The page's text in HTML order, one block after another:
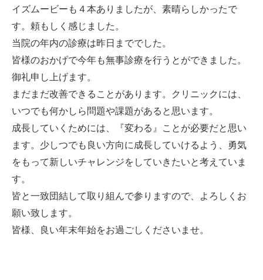
イズムービーも４本ありましたが、素晴らしかったで
す。頼もしく感じました。
当院の年内の診療は昨日まででした。
皆様のおかげで今年も無事診療を行うとができました。
御礼申し上げます。
まだまだ改善できることがあります。クリニックには、
いつでも何かしら問題や課題があると思います。
成長していくためには、『変わる』ことが必要だと思い
ます。少しつでも良い方向に成長していけるよう、勇気
をもって新しいチャレンジをしていきたいと考えていま
す。
皆と一致団結して取り組んで参りますので、よろしくお
願い致します。
皆様、良い年末年始をお過ごしくださいませ。